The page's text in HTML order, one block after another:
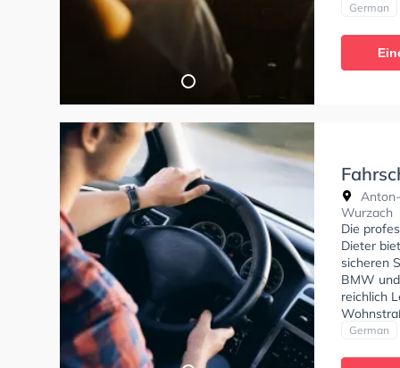
German
Wurzach
Die
Dieter
sicheren
BMW
reichlich
German